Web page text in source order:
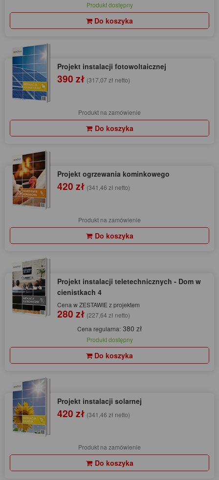
Produkt dostępny
Do koszyka
Projekt instalacji fotowoltaicznej
390 zł (317,07 zł netto)
Produkt na zamówienie
Do koszyka
Projekt ogrzewania kominkowego
420 zł (341,46 zł netto)
Produkt na zamówienie
Do koszyka
Projekt instalacji teletechnicznych - Dom w
cienistkach 4
Cena w ZESTAWIE z projektem
280 zł (227,64 zł netto)
Cena regularna: 380 zł
Produkt dostępny
Do koszyka
Projekt instalacji solarnej
420 zł (341,46 zł netto)
Produkt na zamówienie
Do koszyka